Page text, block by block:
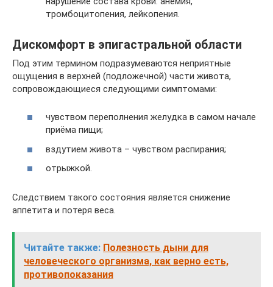
тромбоцитопения, лейкопения.
Дискомфорт в эпигастральной области
Под этим термином подразумеваются неприятные
ощущения в верхней (подложечной) части живота,
сопровождающиеся следующими симптомами:
чувством переполнения желудка в самом начале
приёма пищи;
вздутием живота – чувством распирания;
отрыжкой.
Следствием такого состояния является снижение
аппетита и потеря веса.
Читайте также: Полезность дыни для
человеческого организма, как верно есть,
противопоказания